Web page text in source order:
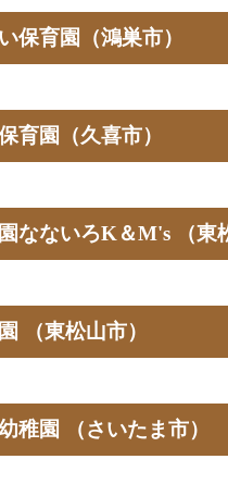
保育園（鴻巣市）
育園（久喜市）
なないろK＆M's （東
（東松山市）
稚園 （さいたま市）